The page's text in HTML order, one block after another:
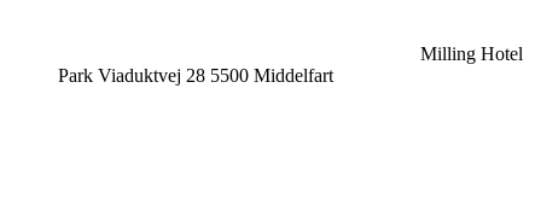
Milling Hotel
Park Viaduktvej 28 5500 Middelfart